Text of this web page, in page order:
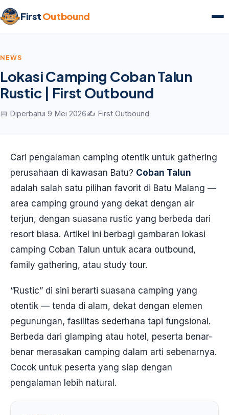
FirstOutbound
NEWS
Lokasi Camping Coban Talun
Rustic | First Outbound
📅 Diperbarui 9 Mei 2026✍️ First Outbound
Cari pengalaman camping otentik untuk gathering
perusahaan di kawasan Batu? Coban Talun
adalah salah satu pilihan favorit di Batu Malang —
area camping ground yang dekat dengan air
terjun, dengan suasana rustic yang berbeda dari
resort biasa. Artikel ini berbagi gambaran lokasi
camping Coban Talun untuk acara outbound,
family gathering, atau study tour.
“Rustic” di sini berarti suasana camping yang
otentik — tenda di alam, dekat dengan elemen
pegunungan, fasilitas sederhana tapi fungsional.
Berbeda dari glamping atau hotel, peserta benar-
benar merasakan camping dalam arti sebenarnya.
Cocok untuk peserta yang siap dengan
pengalaman lebih natural.